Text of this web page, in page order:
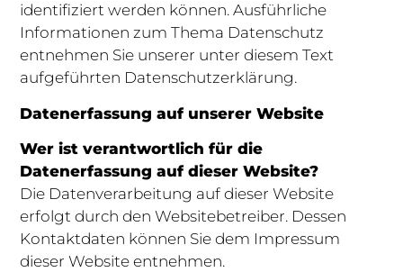
identifiziert werden können. Ausführliche
Informationen zum Thema Datenschutz
entnehmen Sie unserer unter diesem Text
aufgeführten Datenschutzerklärung.
Datenerfassung auf unserer Website
Wer ist verantwortlich für die
Datenerfassung auf dieser Website?
Die Datenverarbeitung auf dieser Website
erfolgt durch den Websitebetreiber. Dessen
Kontaktdaten können Sie dem Impressum
dieser Website entnehmen.